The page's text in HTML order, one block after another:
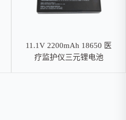
11.1V 2200mAh 18650 医
疗监护仪三元锂电池